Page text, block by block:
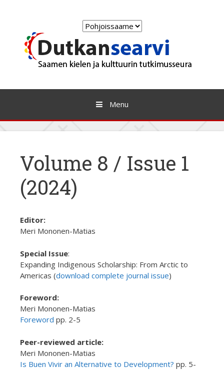
Choose
language
Menu
Volume 8 / Issue 1
(2024)
Editor:
Meri Mononen-Matias
Special Issue:
Expanding Indigenous Scholarship: From Arctic to
Americas (download complete journal issue)
Foreword:
Meri Mononen-Matias
Foreword pp. 2-5
Peer-reviewed article:
Meri Mononen-Matias
Is Buen Vivir an Alternative to Development? pp. 5-